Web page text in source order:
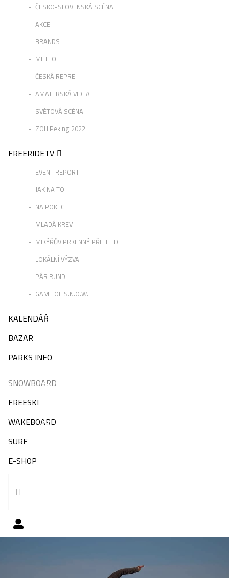
ČESKO-SLOVENSKÁ SCÉNA
AKCE
BRANDS
METEO
ČESKÁ REPRE
AMATERSKÁ VIDEA
SVĚTOVÁ SCÉNA
ZOH Peking 2022
FREERIDETV
EVENT REPORT
JAK NA TO
NA POKEC
MLADÁ KREV
MIKÝŘŮV PRKENNÝ PŘEHLED
LOKÁLNÍ VÝZVA
PÁR RUND
GAME OF S.N.O.W.
KALENDÁŘ
BAZAR
PARKS INFO
SNOWBOARD
FREESKI
WAKEBOARD
SURF
E-SHOP